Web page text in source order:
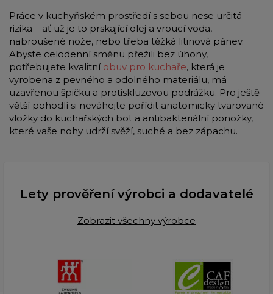
Práce v kuchyňském prostředí s sebou nese určitá
rizika – ať už je to prskající olej a vroucí voda,
nabroušené nože, nebo třeba těžká litinová pánev.
Abyste celodenní směnu přežili bez úhony,
potřebujete kvalitní obuv pro kuchaře, která je
vyrobena z pevného a odolného materiálu, má
uzavřenou špičku a protiskluzovou podrážku. Pro ještě
větší pohodlí si neváhejte pořídit anatomicky tvarované
vložky do kuchařských bot a antibakteriální ponožky,
které vaše nohy udrží svěží, suché a bez zápachu.
Lety prověření výrobci a dodavatelé
Zobrazit všechny výrobce